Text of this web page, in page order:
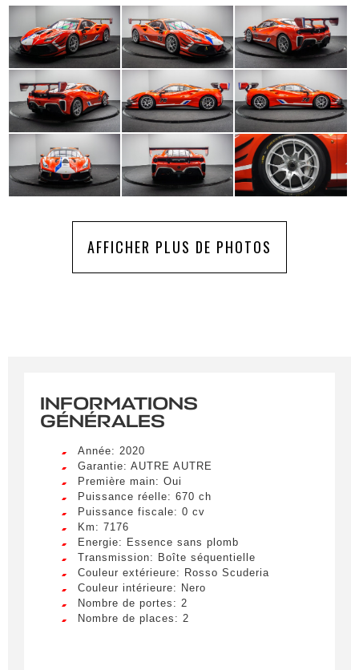
Créer une alerte
AFFICHER PLUS DE PHOTOS
INFORMATIONS
GÉNÉRALES
Année: 2020
Garantie: AUTRE AUTRE
Première main: Oui
Puissance réelle: 670 ch
Puissance fiscale: 0 cv
Km: 7176
Energie: Essence sans plomb
Transmission: Boîte séquentielle
Couleur extérieure: Rosso Scuderia
Couleur intérieure: Nero
Nombre de portes: 2
Nombre de places: 2